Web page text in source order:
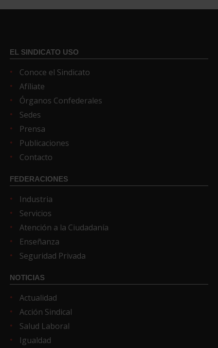
EL SINDICATO USO
Conoce el Sindicato
Afíliate
Órganos Confederales
Sedes
Prensa
Publicaciones
Contacto
FEDERACIONES
Industria
Servicios
Atención a la Ciudadanía
Enseñanza
Seguridad Privada
NOTICIAS
Actualidad
Acción Sindical
Salud Laboral
Igualdad